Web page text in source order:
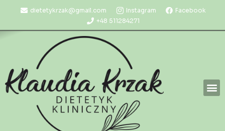
dietetykrzak@gmail.com Instagram
Facebook
+48 511284271